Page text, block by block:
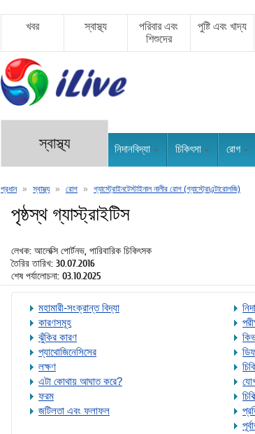
খবর স্বাস্থ্য
পরিবার এবং
শিশুদের
পুষ্টি এবং খাদ্য
স্বাস্থ্য নিদানবিদ্যা চিকিৎসা রোগ
প্রধান » স্বাস্থ্য » রোগ » গ্যাস্ট্রোইনটেস্টাইনাল নালীর রোগ (গ্যাস্ট্রোএন্টারোলজি)
পৃষ্ঠস্থ গ্যাস্ট্রাইটিস
লেখক: আলেক্সি পোর্টনভ, পারিবারিক চিকিৎসক
তৈরির তারিখ: 30.07.2016
শেষ পর্যালোচনা: 03.10.2025
মহামারী-সংক্রান্ত বিদ্যা
কারণসমূহ
ঝুঁকির কারণ
প্যাথোজিনেসিসের
লক্ষণ
এটা কোথায় আঘাত করে?
ফরম
জটিলতা এবং ফলাফল